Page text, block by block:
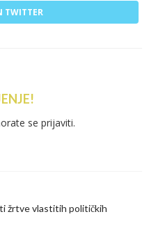
TWITTER
se prijaviti.
žrtve vlastitih političkih